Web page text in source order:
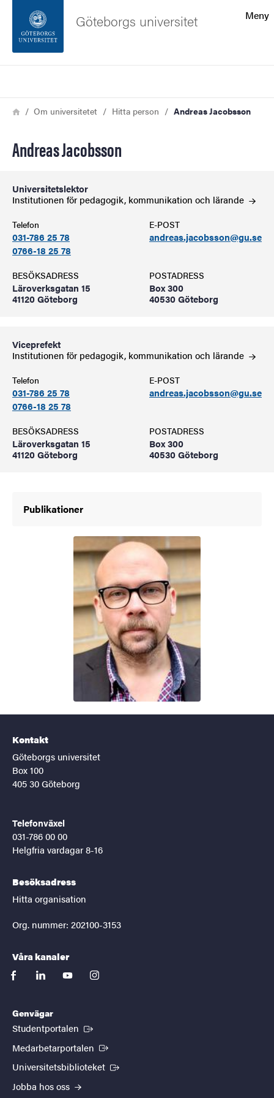
Sidfoten
Meny
Göteborgs universitet
Länkstig
HemOm universitetet Hitta person Andreas Jacobsson
Andreas Jacobsson
Universitetslektor
Institutionen för pedagogik, kommunikation och lärande
Telefon
031-786 25 78
0766-18 25 78
E-POST
andreas.jacobsson@gu.se
BESÖKSADRESS
Läroverksgatan 15
41120 Göteborg
POSTADRESS
Box 300
40530 Göteborg
Viceprefekt
Institutionen för pedagogik, kommunikation och lärande
Telefon
031-786 25 78
0766-18 25 78
E-POST
andreas.jacobsson@gu.se
BESÖKSADRESS
Läroverksgatan 15
41120 Göteborg
POSTADRESS
Box 300
40530 Göteborg
Publikationer
Kontakt
Göteborgs universitet
Box 100
405 30 Göteborg
Telefonväxel
031-786 00 00
Helgfria vardagar 8-16
Besöksadress
Hitta organisation
Org. nummer: 202100-3153
Våra kanaler
facebooklinkedinyoutubeinstagram
Genvägar
Studentportalen (Extern länk)
Medarbetarportalen (Extern länk)
Universitetsbiblioteket (Extern länk)
Jobba hos oss